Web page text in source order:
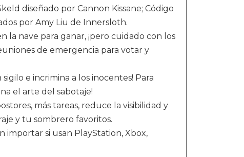
diseñado por Cannon Kissane; Código
por Amy Liu de Innersloth.
nave para ganar, ¡pero cuidado con los
de emergencia para votar y
e incrimina a los inocentes! Para
el arte del sabotaje!
más tareas, reduce la visibilidad y
y tu sombrero favoritos.
importar si usan PlayStation, Xbox,